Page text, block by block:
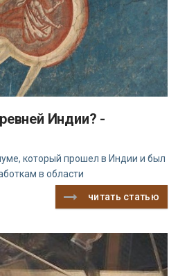
Индии? -
который прошел в Индии и был
в области
читать статью